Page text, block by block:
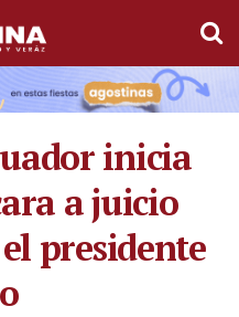
inicia
a juicio
presidente